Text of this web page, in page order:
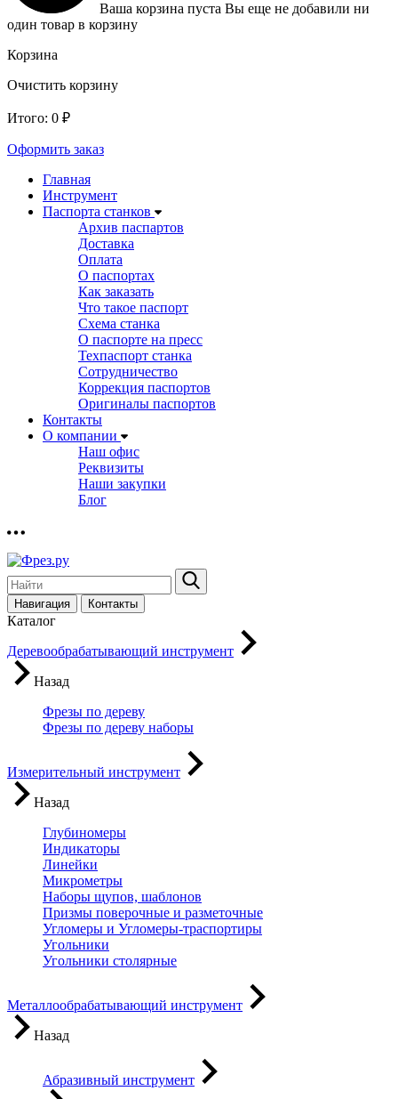
Ваша корзина пуста Вы еще не добавили ни
один товар в корзину
Корзина
Очистить корзину
Итого: 0 ₽
Оформить заказ
Главная
Инструмент
Паспорта станков
Архив паспартов
Доставка
Оплата
О паспортах
Как заказать
Что такое паспорт
Схема станка
О паспорте на пресс
Техпаспорт станка
Сотрудничество
Коррекция паспортов
Оригиналы паспортов
Контакты
О компании
Наш офис
Реквизиты
Наши закупки
Блог
Навигация Контакты
Каталог
Деревообрабатывающий инструмент
Назад
Фрезы по дереву
Фрезы по дереву наборы
Измерительный инструмент
Назад
Глубиномеры
Индикаторы
Линейки
Микрометры
Наборы щупов, шаблонов
Призмы поверочные и разметочные
Угломеры и Угломеры-траспортиры
Угольники
Угольники столярные
Металлообрабатывающий инструмент
Назад
Абразивный инструмент